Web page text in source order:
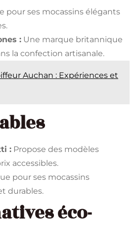
pour ses mocassins élégants
: Une marque britannique
la confection artisanale.
Auchan : Expériences et
: Propose des modèles
accessibles.
pour ses mocassins
durables.
éco-